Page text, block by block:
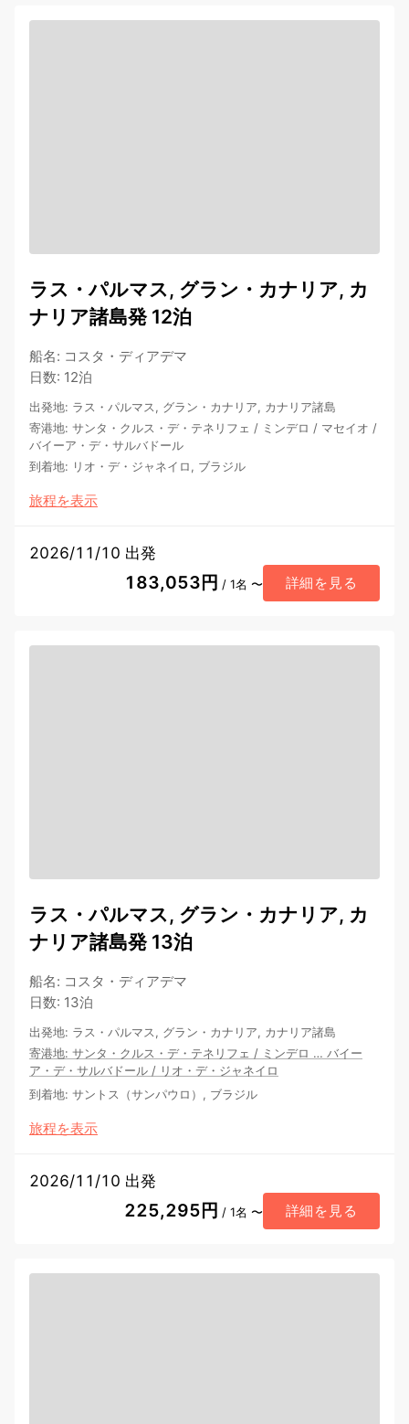
ラス・パルマス, グラン・カナリア, カ
ナリア諸島発 12泊
船名: コスタ・ディアデマ
日数: 12泊
出発地: ラス・パルマス, グラン・カナリア, カナリア諸島
寄港地: サンタ・クルス・デ・テネリフェ / ミンデロ / マセイオ /
バイーア・デ・サルバドール
到着地: リオ・デ・ジャネイロ, ブラジル
旅程を表示
2026/11/10 出発
183,053円 / 1名 〜 詳細を見る
ラス・パルマス, グラン・カナリア, カ
ナリア諸島発 13泊
船名: コスタ・ディアデマ
日数: 13泊
出発地: ラス・パルマス, グラン・カナリア, カナリア諸島
寄港地: サンタ・クルス・デ・テネリフェ / ミンデロ … バイー
ア・デ・サルバドール / リオ・デ・ジャネイロ
到着地: サントス（サンパウロ）, ブラジル
旅程を表示
2026/11/10 出発
225,295円 / 1名 〜 詳細を見る